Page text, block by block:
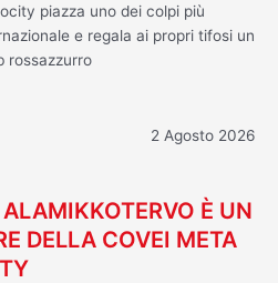
piazza uno dei colpi più
e regala ai propri tifosi un
rossazzurro
2 Agosto 2026
È UN
DELLA COVEI META